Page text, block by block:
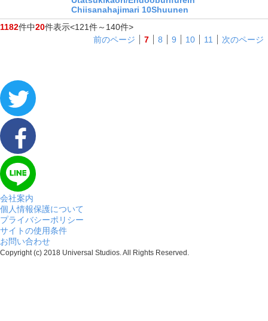
Chiisanahajimari 10Shuunen
1182件中20件表示<121件～140件>
前のページ
7 8 9 10 11 次のページ
会社案内
個人情報保護について
プライバシーポリシー
サイトの使用条件
お問い合わせ
Copyright (c) 2018 Universal Studios. All Rights Reserved.